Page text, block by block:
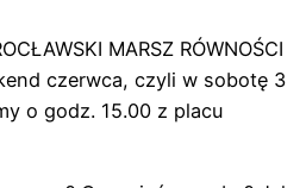
MARSZ RÓWNOŚCI
czerwca, czyli w sobotę 3
o godz. 15.00 z placu